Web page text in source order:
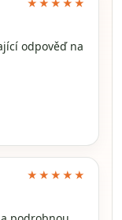
★★★★★
odpověď na
★★★★★